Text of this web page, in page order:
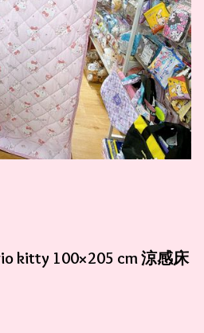
kitty 100×205 cm 涼感床